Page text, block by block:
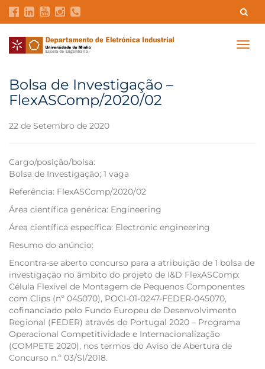
Contatos Intranet GDMI UMinho
Bolsa de Investigação –
FlexASComp/2020/02
22 de Setembro de 2020
Cargo/posição/bolsa:
Bolsa de Investigação; 1 vaga
Referência: FlexASComp/2020/02
Área científica genérica: Engineering
Área científica específica: Electronic engineering
Resumo do anúncio:
Encontra-se aberto concurso para a atribuição de 1 bolsa de
investigação no âmbito do projeto de I&D FlexASComp:
Célula Flexível de Montagem de Pequenos Componentes
com Clips (nº 045070), POCI-01-0247-FEDER-045070,
cofinanciado pelo Fundo Europeu de Desenvolvimento
Regional (FEDER) através do Portugal 2020 – Programa
Operacional Competitividade e Internacionalização
(COMPETE 2020), nos termos do Aviso de Abertura de
Concurso n.º 03/SI/2018.